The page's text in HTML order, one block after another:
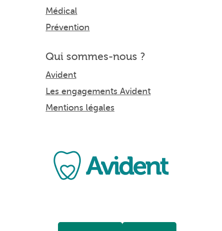
Médical
Prévention
Qui sommes-nous ?
Avident
Les engagements Avident
Mentions légales